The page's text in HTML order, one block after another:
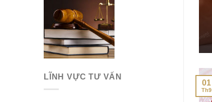
LĨNH VỰC TƯ VẤN
01
Th9